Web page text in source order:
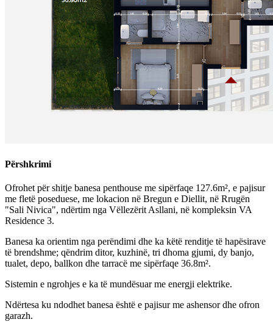
Përshkrimi
Ofrohet për shitje banesa penthouse me sipërfaqe 127.6m², e pajisur
me fletë poseduese, me lokacion në Bregun e Diellit, në Rrugën
"Sali Nivica", ndërtim nga Vëllezërit Asllani, në kompleksin VA
Residence 3.
Banesa ka orientim nga perëndimi dhe ka këtë renditje të hapësirave
të brendshme; qëndrim ditor, kuzhinë, tri dhoma gjumi, dy banjo,
tualet, depo, ballkon dhe tarracë me sipërfaqe 36.8m².
Sistemin e ngrohjes e ka të mundësuar me energji elektrike.
Ndërtesa ku ndodhet banesa është e pajisur me ashensor dhe ofron
garazh.